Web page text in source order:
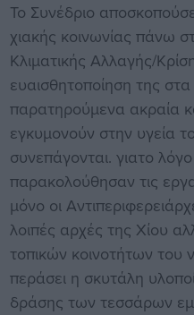
Το Συνέδριο
χιακής κοινωνίας πάνω
Κλιματικής Αλλαγής/
ευαισθητοποίηση της
παρατηρούμενα ακραία
εγκυμονούν στην υγεία
συνεπάγονται. γιατο
παρακολούθησαν τις
μόνο οι
λοιπές αρχές της Χίου
τοπικών κοινοτήτων του
περάσει η σκυτάλη
δράσης των τεσσάρων